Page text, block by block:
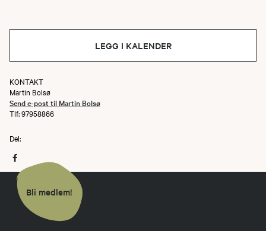
LEGG I KALENDER
KONTAKT
Martin Bolsø
Send e-post til Martin Bolsø
Tlf: 97958866
Del:
Bli medlem!